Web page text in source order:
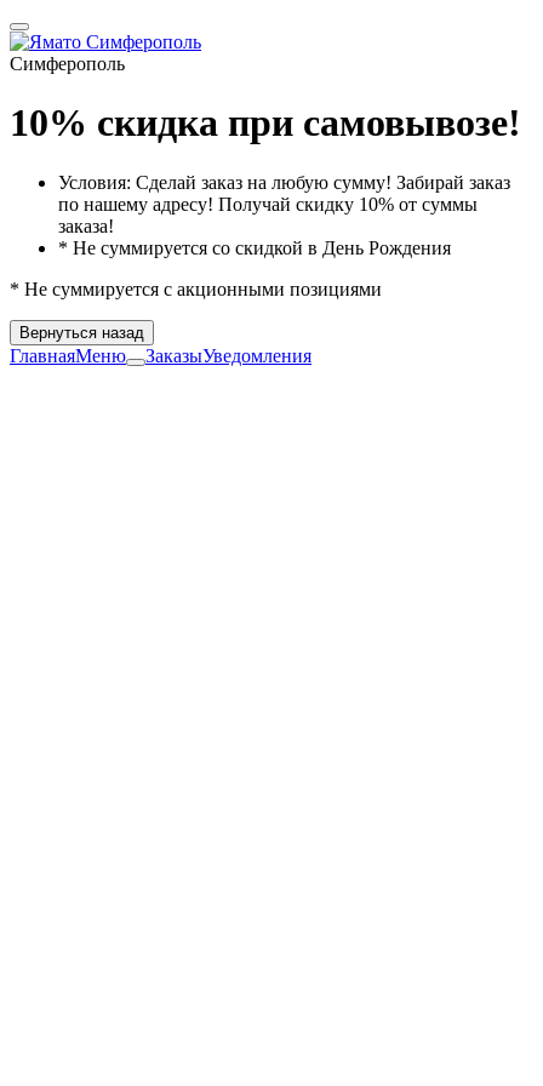
Симферополь
10% скидка при самовывозе!
Условия: Сделай заказ на любую сумму! Забирай заказ
по нашему адресу! Получай скидку 10% от суммы
заказа!
* Не суммируется со скидкой в День Рождения
* Не суммируется с акционными позициями
Вернуться назад
ГлавнаяМеню ЗаказыУведомления